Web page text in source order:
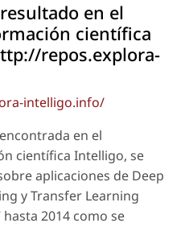
en el
científica
repos.explora-
intelligo.info/
en el
científica Intelligo, se
aplicaciones de Deep
y Transfer Learning
2014 como se